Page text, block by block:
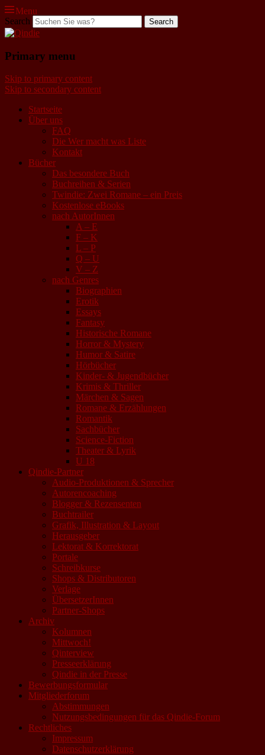
Menu
Qindie
Search
Primary menu
Skip to primary content
Skip to secondary content
Startseite
Über uns
FAQ
Die Wer macht was Liste
Kontakt
Bücher
Das besondere Buch
Buchreihen & Serien
Twindie: Zwei Romane – ein Preis
Kostenlose eBooks
nach AutorInnen
A – E
F – K
L – P
Q – U
V – Z
nach Genres
Biographien
Erotik
Essays
Fantasy
Historische Romane
Horror & Mystery
Humor & Satire
Hörbücher
Kinder- & Jugendbücher
Krimis & Thriller
Märchen & Sagen
Romane & Erzählungen
Romantik
Sachbücher
Science-Fiction
Theater & Lyrik
U 18
Qindie-Partner
Audio-Produktionen & Sprecher
Autorencoaching
Blogger & Rezensenten
Buchtrailer
Grafik, Illustration & Layout
Herausgeber
Lektorat & Korrektorat
Portale
Schreibkurse
Shops & Distributoren
Verlage
ÜbersetzerInnen
Partner-Shops
Archiv
Kolumnen
Mittwoch!
Qinterview
Presseerklärung
Qindie in der Presse
Bewerbungsformular
Mitgliederforum
Abstimmungen
Nutzungsbedingungen für das Qindie-Forum
Rechtliches
Impressum
Datenschutzerklärung